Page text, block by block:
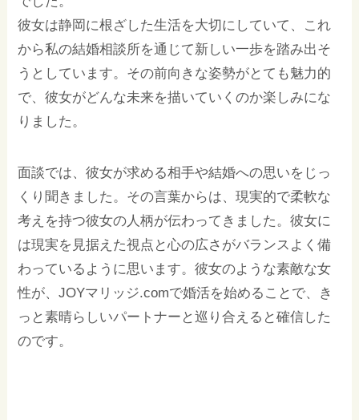
彼女は静岡に根ざした生活を大切にしていて、これ
から私の結婚相談所を通じて新しい一歩を踏み出そ
うとしています。その前向きな姿勢がとても魅力的
で、彼女がどんな未来を描いていくのか楽しみにな
りました。
面談では、彼女が求める相手や結婚への思いをじっ
くり聞きました。その言葉からは、現実的で柔軟な
考えを持つ彼女の人柄が伝わってきました。彼女に
は現実を見据えた視点と心の広さがバランスよく備
わっているように思います。彼女のような素敵な女
性が、JOYマリッジ.comで婚活を始めることで、き
っと素晴らしいパートナーと巡り合えると確信した
のです。